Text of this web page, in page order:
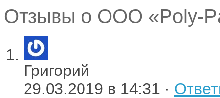
Отзывы о ООО «Poly-
Григорий
29.03.2019 в 14:31 ·